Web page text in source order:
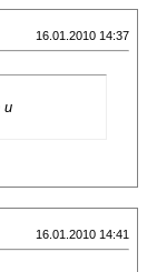
16.01.2010 14:37
и
16.01.2010 14:41